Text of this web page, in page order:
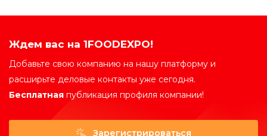
Ждем вас на 1FOODEXPO!
Добавьте свою компанию на нашу платформу и
расширьте деловые контакты уже сегодня.
Бесплатная публикация профиля компании!
Зарегистрироваться